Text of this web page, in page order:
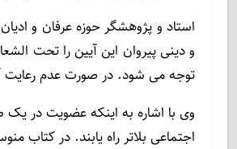
استاد و پژوهشگر حوزه عرفان و
و دینی پیروان این آیین را تحت
توجه می شود. در صورت عدم
وی با اشاره به اینکه عضویت در یک
اجتماعی بلاتر راه یابند. در کتاب